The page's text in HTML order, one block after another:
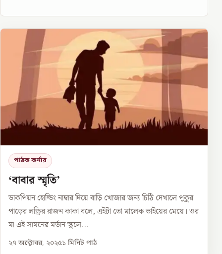
পাঠক কর্নার
‘বাবার স্মৃতি’
ডাকপিয়ন হোল্ডিং নাম্বার দিয়ে বাড়ি খোজার জন্য চিঠি দেখালে পুকুর
পাড়ের লন্ড্রির রাজন কাকা বলে, এইটা তো মালেক ভাইয়ের মেয়ে। ওর
মা এই সামনের মর্ডান স্কুলে...
২৭ অক্টোবর, ২০২৫১ মিনিট পাঠ